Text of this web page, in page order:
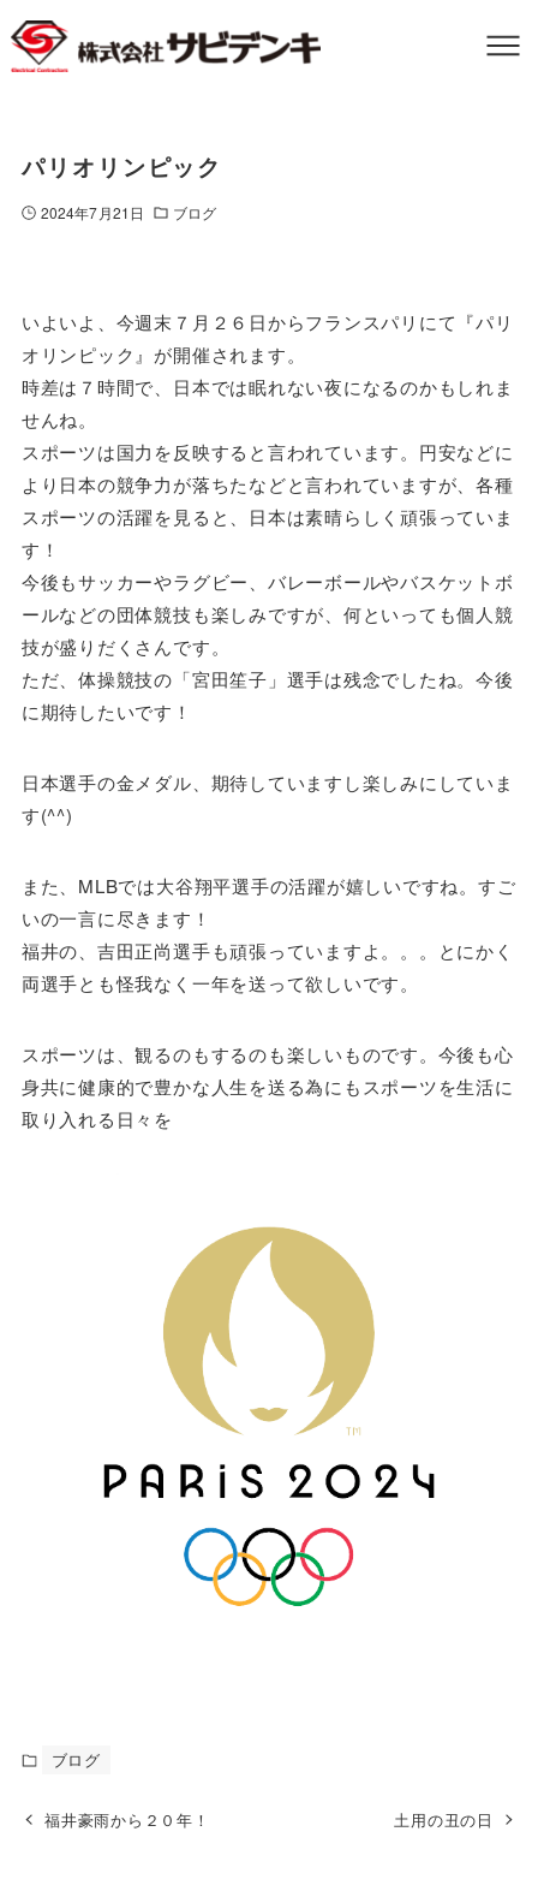
パリオリンピック
2024年7月21日 ブログ
いよいよ、今週末７月２６日からフランスパリにて『パリ
オリンピック』が開催されます。
時差は７時間で、日本では眠れない夜になるのかもしれま
せんね。
スポーツは国力を反映すると言われています。円安などに
より日本の競争力が落ちたなどと言われていますが、各種
スポーツの活躍を見ると、日本は素晴らしく頑張っていま
す！
今後もサッカーやラグビー、バレーボールやバスケットボ
ールなどの団体競技も楽しみですが、何といっても個人競
技が盛りだくさんです。
ただ、体操競技の「宮田笙子」選手は残念でしたね。今後
に期待したいです！
日本選手の金メダル、期待していますし楽しみにしていま
す(^^)
また、MLBでは大谷翔平選手の活躍が嬉しいですね。すご
いの一言に尽きます！
福井の、吉田正尚選手も頑張っていますよ。。。とにかく
両選手とも怪我なく一年を送って欲しいです。
スポーツは、観るのもするのも楽しいものです。今後も心
身共に健康的で豊かな人生を送る為にもスポーツを生活に
取り入れる日々を
ブログ
福井豪雨から２０年！ 土用の丑の日